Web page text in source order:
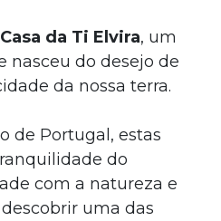
da Ti Elvira, um
nasceu do desejo de
da nossa terra.
de Portugal, estas
do
com a natureza e
uma das